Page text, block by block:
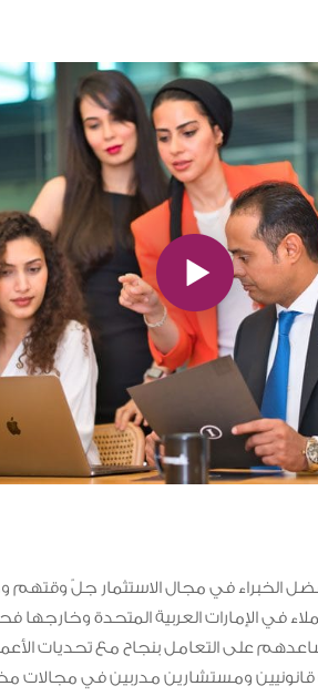
الخبراء في مجال الاستثمار جلّ وقتهم
في الإمارات العربية المتحدة
على التعامل بنجاح مع تحديات
ومستشارين مدربين في مجالات